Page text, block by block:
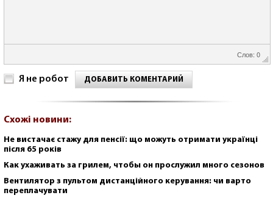
Слов: 0
Я не робот ДОБАВИТЬ КОМЕНТАРИЙ
Схожі новини:
Не вистачає стажу для пенсії: що можуть отримати українці
після 65 років
Как ухаживать за грилем, чтобы он прослужил много сезонов
Вентилятор з пультом дистанційного керування: чи варто
переплачувати